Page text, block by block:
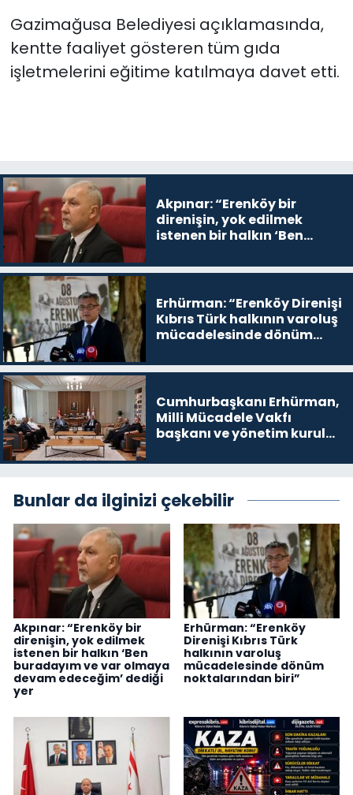
Gazimağusa Belediyesi açıklamasında,
kentte faaliyet gösteren tüm gıda
işletmelerini eğitime katılmaya davet etti.
Akpınar: “Erenköy bir
direnişin, yok edilmek
istenen bir halkın ‘Ben
devam edeceğim’ dediği
Erhürman: “Erenköy Direnişi
Kıbrıs Türk halkının varoluş
mücadelesinde dönüm
Cumhurbaşkanı Erhürman,
Milli Mücadele Vakfı
başkanı ve yönetim kurulu
Bunlar da ilginizi çekebilir
Akpınar: “Erenköy bir
direnişin, yok edilmek
istenen bir halkın ‘Ben
buradayım ve var olmaya
devam edeceğim’ dediği
yer
Erhürman: “Erenköy
Direnişi Kıbrıs Türk
halkının varoluş
mücadelesinde dönüm
noktalarından biri”